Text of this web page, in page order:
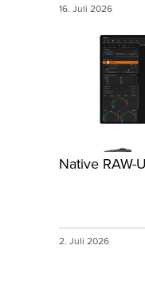
16. Juli 2026
Native RAW-
2. Juli 2026